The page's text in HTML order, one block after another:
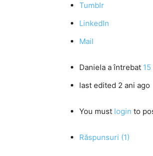
Tumblr
LinkedIn
Mail
Daniela a întrebat
last edited 2 ani ago
You must login to
Răspunsuri (1)